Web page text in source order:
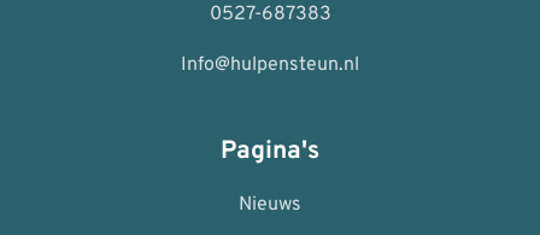
0527-687383
Info@hulpensteun.nl
Pagina's
Nieuws